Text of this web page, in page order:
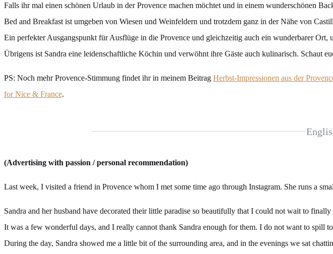
Falls ihr mal einen schönen Urlaub in der Provence machen möchtet und in einem wunderschönen
Bed and Breakfast ist umgeben von Wiesen und Weinfeldern und trotzdem ganz in der Nähe von
Ein perfekter Ausgangspunkt für Ausflüge in die Provence und gleichzeitig auch ein wunderbarer Ort,
Übrigens ist Sandra eine leidenschaftliche Köchin und verwöhnt ihre Gäste auch kulinarisch. Schaut
PS: Noch mehr Provence-Stimmung findet ihr in meinem Beitrag Herbst-Impressionen aus der
for Nice & France.
(Advertising with passion / personal recommendation)
Last week, I visited a friend in Provence whom I met some time ago through Instagram. She runs a
Sandra and her husband have decorated their little paradise so beautifully that I could not wait to
It was a few wonderful days, and I really cannot thank Sandra enough for them. I do not want to spill
During the day, Sandra showed me a little bit of the surrounding area, and in the evenings we sat